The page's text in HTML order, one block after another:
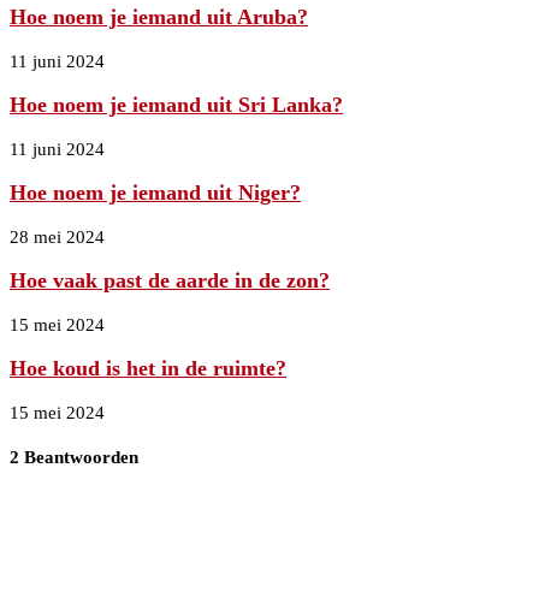
Hoe noem je iemand uit Aruba?
11 juni 2024
Hoe noem je iemand uit Sri Lanka?
11 juni 2024
Hoe noem je iemand uit Niger?
28 mei 2024
Hoe vaak past de aarde in de zon?
15 mei 2024
Hoe koud is het in de ruimte?
15 mei 2024
2 Beantwoorden